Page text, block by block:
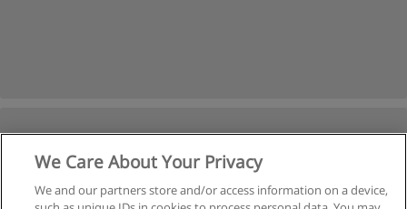
We Care About Your Privacy
We and our partners store and/or access information on a device,